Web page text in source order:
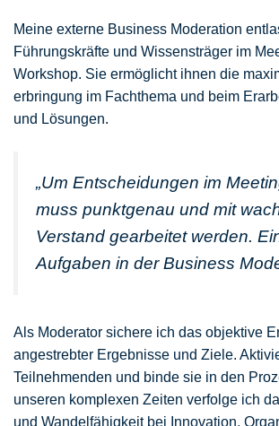
Meine externe Business Moderation
Führungskräfte und Wissens­träger im
Workshop. Sie ermöglicht ihnen die
erbringung im Fachthema und beim
und Lösungen.
„Um Entscheidungen im
muss punkt­genau und mit
Verstand gearbeitet werden.
Aufgaben in der Business
Als Moderator sichere ich das objektive
angestrebter Ergebnisse und Ziele.
Teilnehmenden und binde sie in den
unseren komplexen Zeiten verfolge ich
und Wandelfähigkeit bei Innovation,